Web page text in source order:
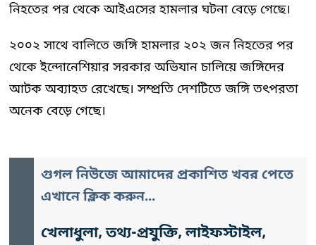
নিহতের পর থেকে আইএসের হামলার ঘটনা বেড়ে গেছে।
২০০২ সাথে বালিতে জঙ্গি হামলার ২০২ জন নিহতের পর
থেকে ইন্দোনেশিয়ার সরকার অভিযান চালিয়ে জঙ্গিদের
আটক অব্যাহত রেখেছে। সম্প্রতি দেশটিতে জঙ্গি তৎপরতা
অনেক বেড়ে গেছে।
গুগল নিউজে আমাদের প্রকাশিত খবর পেতে
এখানে ক্লিক করুন...
খেলাধুলা, তথ্য-প্রযুক্তি, লাইফস্টাইল,